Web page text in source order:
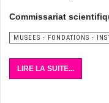
Commissariat
MUSEES - FONDATIONS -
LIRE LA SUITE...